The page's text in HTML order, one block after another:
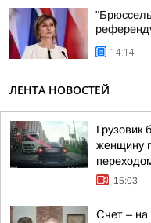
14:14
ЛЕНТА НОВОСТЕЙ
Грузовик
женщину
15:03
Счет – на